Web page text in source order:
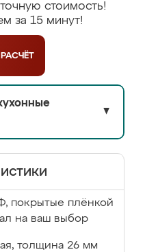
стоимость!
за 15 минут!
РАСЧЁТ
▼
покрытые плёнкой
на ваш выбор
толщина 26 мм